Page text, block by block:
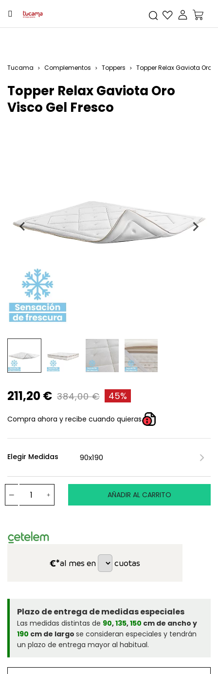
Tucama Complementos Toppers Topper Relax Gaviota Oro
Topper Relax Gaviota Oro
Visco Gel Fresco
211,20 € 384,00 € 45%
Compra ahora y recibe cuando quieras
Elegir Medidas
AÑADIR AL CARRITO
€*al mes en cuotas
Plazo de entrega de medidas especiales
Las medidas distintas de 90,135,150 cm de ancho y
190 cm de largo se consideran especiales y tendrán
un plazo de entrega mayor al habitual.